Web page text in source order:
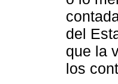
del
que la
los